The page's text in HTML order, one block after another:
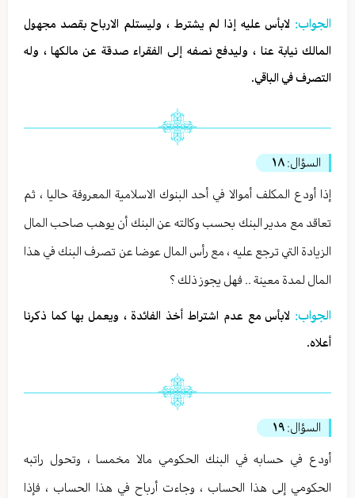
الجواب: لابأس عليه إذا لم يشترط ، وليستلم الارباح بقصد مجهول
المالك نيابة عنا ، وليدفع نصفه إلى الفقراء صدقة عن مالكها ، وله
التصرف في الباقي.
السؤال: ١٨
إذا أودع المكلف أموالا في أحد البنوك الاسلامية المعروفة حاليا ، ثم
تعاقد مع مدير البنك بحسب وكالته عن البنك أن يوهب صاحب المال
الزيادة التي ترجع عليه ، مع رأس المال عوضا عن تصرف البنك في هذا
المال لمدة معينة .. فهل يجوز ذلك ؟
الجواب: لابأس مع عدم اشتراط أخذ الفائدة ، ويعمل بها كما ذكرنا
أعلاه.
السؤال: ١٩
أودع في حسابه في البنك الحكومي مالا مخمسا ، وتحول راتبه
الحكومي إلى هذا الحساب ، وجاءت أرباح في هذا الحساب ، فإذا